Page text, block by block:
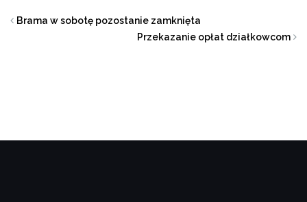
Brama w sobotę pozostanie zamknięta
Przekazanie opłat działkowcom